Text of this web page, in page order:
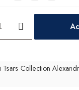
Collection